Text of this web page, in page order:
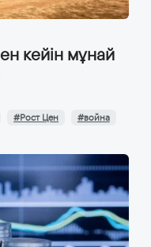
кейін мұнай
#Рост Цен #война